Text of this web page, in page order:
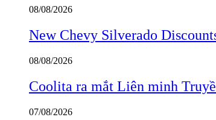
08/08/2026
New Chevy Silverado
08/08/2026
Coolita ra mắt Liên minh
07/08/2026